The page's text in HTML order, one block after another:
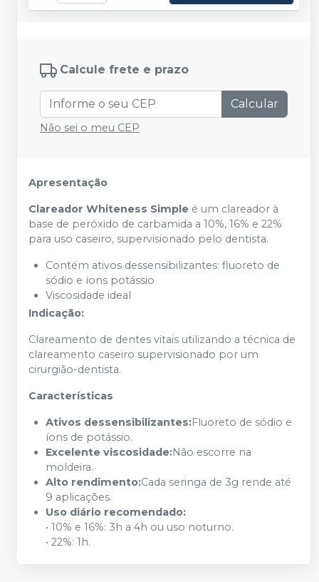
Calcule frete e prazo
Calcular
Não sei o meu CEP
Apresentação
Clareador Whiteness Simple é um clareador à
base de peróxido de carbamida a 10%, 16% e 22%
para uso caseiro, supervisionado pelo dentista.
Contém ativos dessensibilizantes: fluoreto de
sódio e íons potássio
Viscosidade ideal
Indicação:
Clareamento de dentes vitais utilizando a técnica de
clareamento caseiro supervisionado por um
cirurgião-dentista.
Características
Ativos dessensibilizantes:Fluoreto de sódio e
íons de potássio.
Excelente viscosidade:Não escorre na
moldeira.
Alto rendimento:Cada seringa de 3g rende até
9 aplicações.
Uso diário recomendado:
• 10% e 16%: 3h a 4h ou uso noturno.
• 22%: 1h.